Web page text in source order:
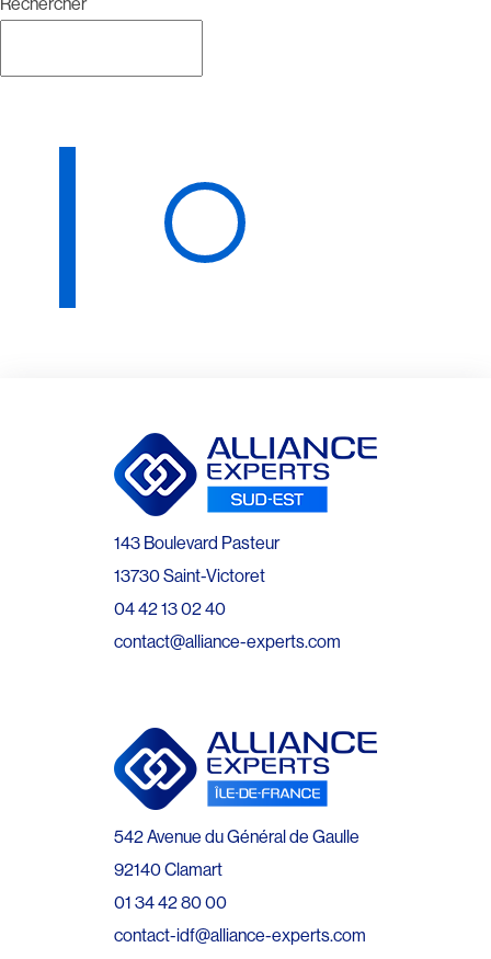
143 Boulevard Pasteur
13730 Saint-Victoret
04 42 13 02 40
contact@alliance-experts.com
542 Avenue du Général de Gaulle
92140 Clamart
01 34 42 80 00
contact-idf@alliance-experts.com